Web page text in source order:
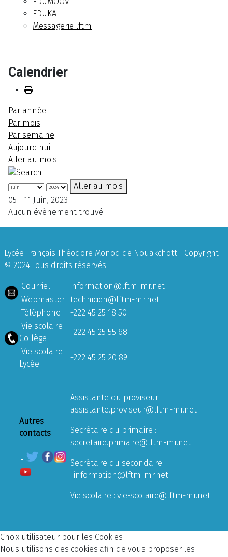
EDUKA
Messagerie lftm
Calendrier
Par année
Par mois
Par semaine
Aujourd'hui
Aller au mois
Aller au mois
05 - 11 Juin, 2023
Aucun évènement trouvé
Lycée Français Théodore Monod de Nouakchott - Copyright
© 2024 Tous droits réservés
Courriel
information@lftm-mr.net
Webmaster technicien@lftm-mr.net
Téléphone
+222 45 25 18 50
Vie scolaire
Collège
+222 45 25 55 68
Vie scolaire
Lycée
+222 45 25 20 89
Autres
contacts
Assistante du proviseur :
assistante.proviseur@lftm-mr.net
Secrétaire du primaire :
secretaire.primaire@lftm-mr.net
Secrétaire du secondaire
: information@lftm-mr.net
Vie scolaire : vie-scolaire@lftm-mr.net
Choix utilisateur pour les Cookies
Nous utilisons des cookies afin de vous proposer les